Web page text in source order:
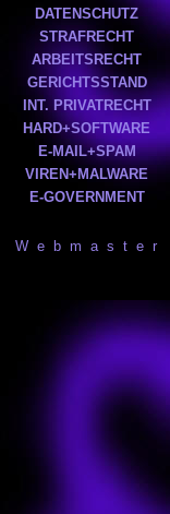
DATENSCHUTZ
STRAFRECHT
ARBEITSRECHT
GERICHTSSTAND
INT. PRIVATRECHT
HARD+SOFTWARE
E-MAIL+SPAM
VIREN+MALWARE
E-GOVERNMENT
W e b m a s t e r